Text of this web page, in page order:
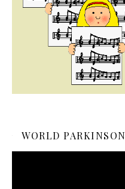
WORLD